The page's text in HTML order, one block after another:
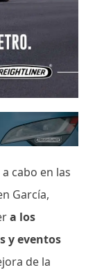
cabo en las
García,
a los
y eventos
de la